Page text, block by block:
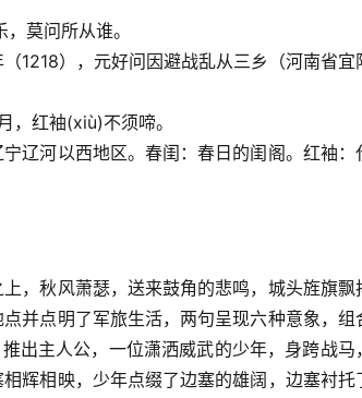
莫问所从谁。
1218），元好问因避战乱从三乡（河南省宜
红袖(xiù)不须啼。
辽河以西地区。春闺：春日的闺阁。红袖：
，秋风萧瑟，送来鼓角的悲鸣，城头旌旗飘
并点明了军旅生活，两句呈现六种意象，组
出主人公，一位潇洒威武的少年，身跨战马
辉相映，少年点缀了边塞的雄阔，边塞衬托